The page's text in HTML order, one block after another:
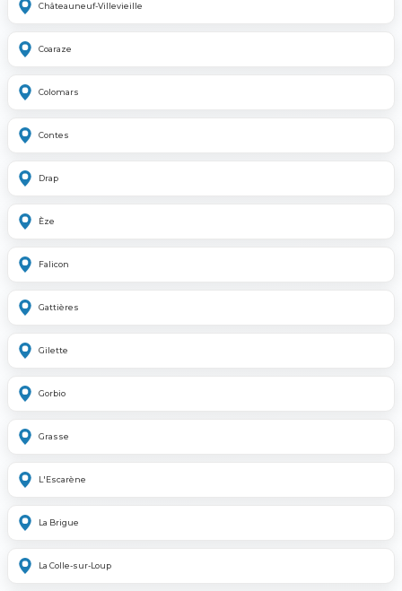
Châteauneuf-Villevieille
Coaraze
Colomars
Contes
Drap
Èze
Falicon
Gattières
Gilette
Gorbio
Grasse
L'Escarène
La Brigue
La Colle-sur-Loup